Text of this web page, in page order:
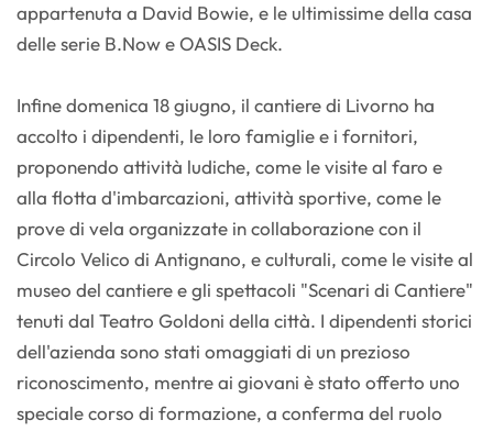
appartenuta a David Bowie, e le ultimissime della casa
delle serie B.Now e OASIS Deck.
Infine domenica 18 giugno, il cantiere di Livorno ha
accolto i dipendenti, le loro famiglie e i fornitori,
proponendo attività ludiche, come le visite al faro e
alla flotta d'imbarcazioni, attività sportive, come le
prove di vela organizzate in collaborazione con il
Circolo Velico di Antignano, e culturali, come le visite al
museo del cantiere e gli spettacoli "Scenari di Cantiere"
tenuti dal Teatro Goldoni della città. I dipendenti storici
dell'azienda sono stati omaggiati di un prezioso
riconoscimento, mentre ai giovani è stato offerto uno
speciale corso di formazione, a conferma del ruolo